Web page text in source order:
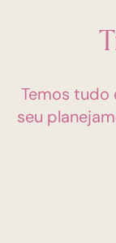
Temos tudo
seu